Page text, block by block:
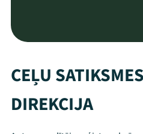
CEĻU
DIREKCIJA